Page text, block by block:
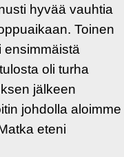
hyvää vauhtia
Toinen
ensimmäistä
oli turha
jälkeen
johdolla aloimme
eteni